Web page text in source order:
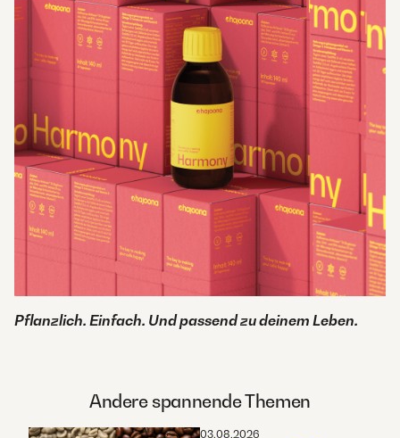
Pflanzlich. Einfach. Und passend zu deinem Leben.
Andere spannende Themen
03.08.2026